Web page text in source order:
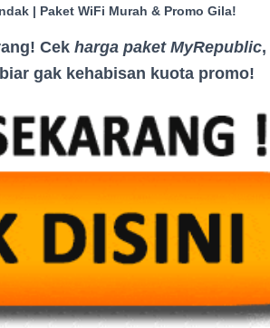
| Paket WiFi Murah & Promo Gila!
Cek harga paket MyRepublic,
gak kehabisan kuota promo!